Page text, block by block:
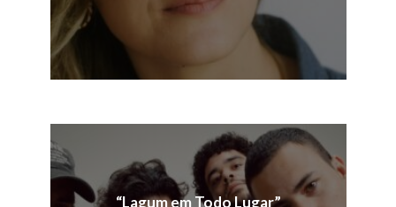
“Lagum em Todo Lugar”